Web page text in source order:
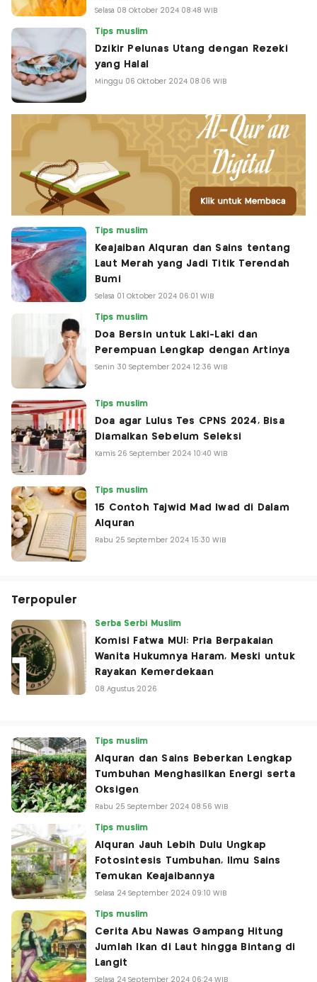
Selasa 08 Oktober 2024 08:48 WIB
Tips muslim
Dzikir Pelunas Utang dengan Rezeki
yang Halal
Minggu 06 Oktober 2024 08:06 WIB
Tips muslim
Keajaiban Alquran dan Sains tentang
Laut Merah yang Jadi Titik Terendah
Bumi
Selasa 01 Oktober 2024 06:01 WIB
Tips muslim
Doa Bersin untuk Laki-Laki dan
Perempuan Lengkap dengan Artinya
Senin 30 September 2024 12:36 WIB
Tips muslim
Doa agar Lulus Tes CPNS 2024, Bisa
Diamalkan Sebelum Seleksi
Kamis 26 September 2024 10:40 WIB
Tips muslim
15 Contoh Tajwid Mad Iwad di Dalam
Alquran
Rabu 25 September 2024 15:30 WIB
Terpopuler
Serba Serbi Muslim
Komisi Fatwa MUI: Pria Berpakaian
Wanita Hukumnya Haram, Meski untuk
Rayakan Kemerdekaan
08 Agustus 2026
Tips muslim
Alquran dan Sains Beberkan Lengkap
Tumbuhan Menghasilkan Energi serta
Oksigen
Rabu 25 September 2024 08:56 WIB
Tips muslim
Alquran Jauh Lebih Dulu Ungkap
Fotosintesis Tumbuhan, Ilmu Sains
Temukan Keajaibannya
Selasa 24 September 2024 09:10 WIB
Tips muslim
Cerita Abu Nawas Gampang Hitung
Jumlah Ikan di Laut hingga Bintang di
Langit
Selasa 24 September 2024 06:24 WIB